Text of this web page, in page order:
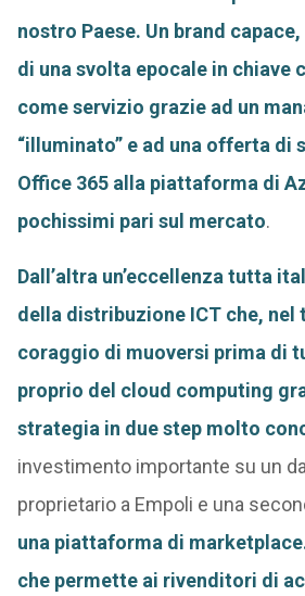
nostro Paese. Un brand
di una svolta epocale in chiave
come servizio grazie ad un
“illuminato” e ad una offerta di
Office 365 alla piattaforma di
pochissimi pari sul mercato.
Dall’altra un’eccellenza tutta
della distribuzione ICT che, nel
coraggio di muoversi prima di
proprio del cloud computing
strategia in due step molto
investimento importante su un
proprietario a Empoli e una
una piattaforma di
che permette ai rivenditori di